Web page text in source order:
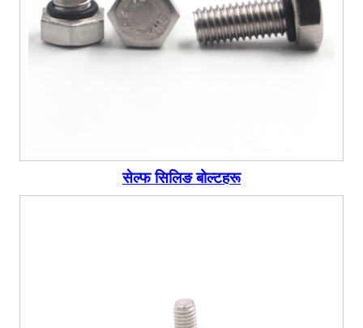
सेल्फ सिलिङ बोल्टहरू